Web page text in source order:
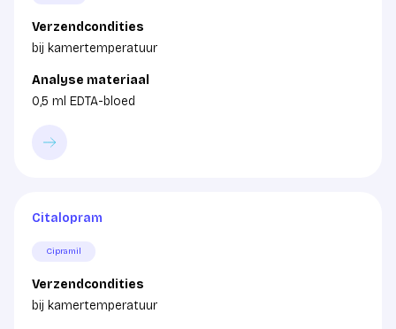
Verzendcondities
bij kamertemperatuur
Analyse materiaal
0,5 ml EDTA-bloed
Citalopram
Cipramil
Verzendcondities
bij kamertemperatuur